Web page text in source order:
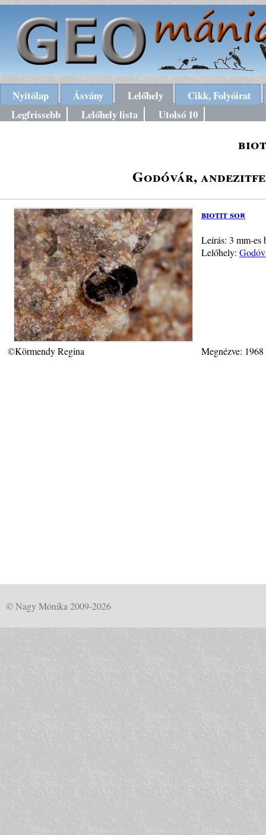
Nyitólap Ásvány Lelőhely
Cikk, Folyóirat
Legfrissebb
Lelőhely lista Utolsó 10
Godóvár,
biotit sor
Leírás: 3 mm-es
Lelőhely:
©Körmendy Regina Megnézve:
© Nagy Mónika 2009-2026